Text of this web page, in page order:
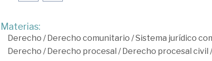
Materias:
Derecho /Derecho comunitario /Sistema jurídico
Derecho /Derecho procesal /Derecho procesal civil